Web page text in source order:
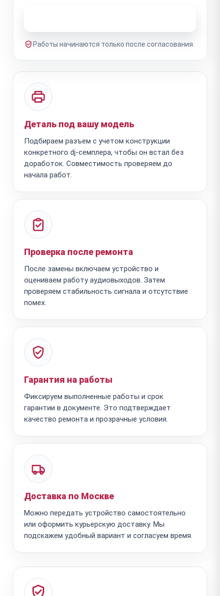
Работы начинаются только после согласования.
Деталь под вашу модель
Подбираем разъем с учетом конструкции
конкретного dj-семплера, чтобы он встал без
доработок. Совместимость проверяем до
начала работ.
Проверка после ремонта
После замены включаем устройство и
оцениваем работу аудиовыходов. Затем
проверяем стабильность сигнала и отсутствие
помех.
Гарантия на работы
Фиксируем выполненные работы и срок
гарантии в документе. Это подтверждает
качество ремонта и прозрачные условия.
Доставка по Москве
Можно передать устройство самостоятельно
или оформить курьерскую доставку. Мы
подскажем удобный вариант и согласуем время.